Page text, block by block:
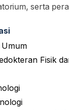
serta
Umum
Fisik